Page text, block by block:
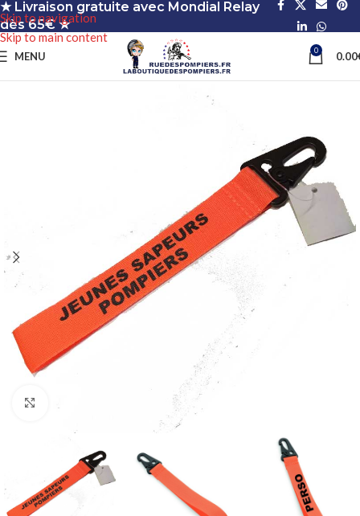
Skip to navigation
Skip to main content
★ Livraison gratuite avec Mondial Relay
dès 65€ ★
MENU 0 0.00